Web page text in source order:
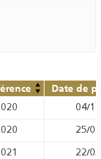
Date de
04/
25/
22/